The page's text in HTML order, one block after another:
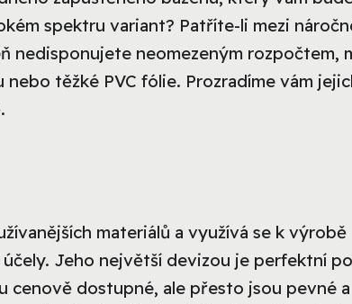
spektru variant? Patříte-li mezi
nedisponujete neomezeným rozpočtem,
těžké PVC fólie. Prozradíme vám
materiálů a využívá se k výrobě
Jeho největší devizou je perfektní
dostupné, ale přesto jsou pevné a